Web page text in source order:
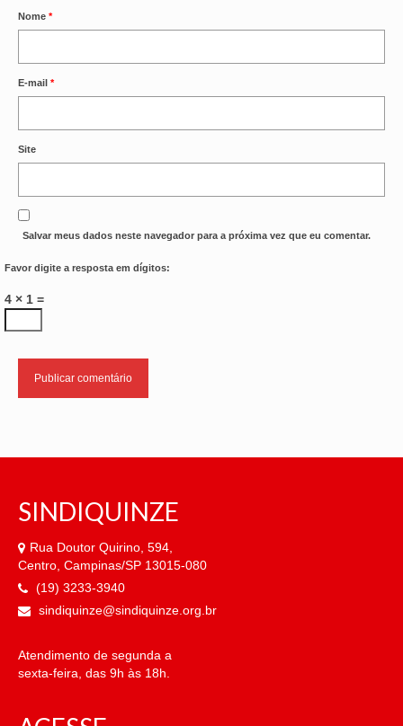
Nome *
E-mail *
Site
Salvar meus dados neste navegador para a próxima vez que eu comentar.
Favor digite a resposta em dígitos:
4 × 1 =
SINDIQUINZE
Rua Doutor Quirino, 594,
Centro, Campinas/SP 13015-080
(19) 3233-3940
sindiquinze@sindiquinze.org.br
Atendimento de segunda a
sexta-feira, das 9h às 18h.